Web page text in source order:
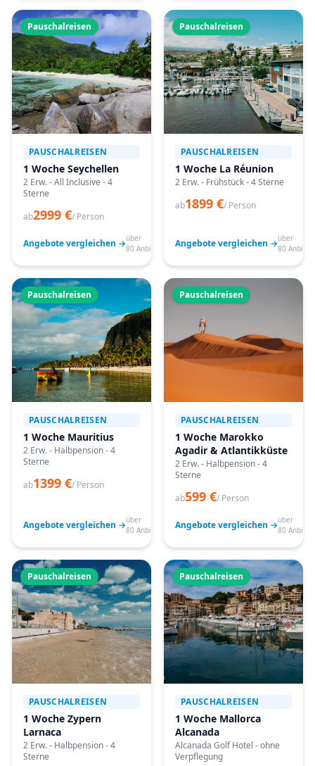
Pauschalreisen
PAUSCHALREISEN
1 Woche Seychellen
2 Erw. - All Inclusive - 4
Sterne
ab2999 €/ Person
Angebote vergleichen →über
80 Anbieter
Pauschalreisen
PAUSCHALREISEN
1 Woche La Réunion
2 Erw. - Frühstück - 4 Sterne
ab1899 €/ Person
Angebote vergleichen →über
80
Pauschalreisen
PAUSCHALREISEN
1 Woche Mauritius
2 Erw. - Halbpension - 4
Sterne
ab1399 €/ Person
Angebote vergleichen →über
80 Anbieter
Pauschalreisen
PAUSCHALREISEN
1 Woche Marokko
Agadir & Atlantikküste
2 Erw. - Halbpension - 4
Sterne
ab599 €/ Person
Angebote vergleichen →über
80
Pauschalreisen
PAUSCHALREISEN
1 Woche Zypern
Larnaca
2 Erw. - Halbpension - 4
Sterne
Pauschalreisen
PAUSCHALREISEN
1 Woche Mallorca
Alcanada
Alcanada Golf Hotel - ohne
Verpflegung